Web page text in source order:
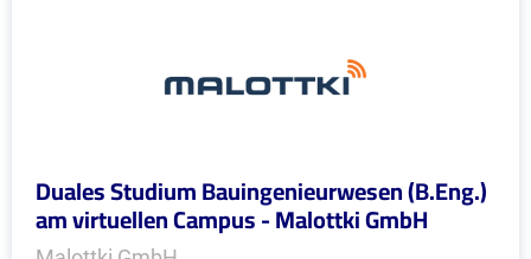
Duales Studium Bauingenieurwesen (B.Eng.)
am virtuellen Campus - Malottki GmbH